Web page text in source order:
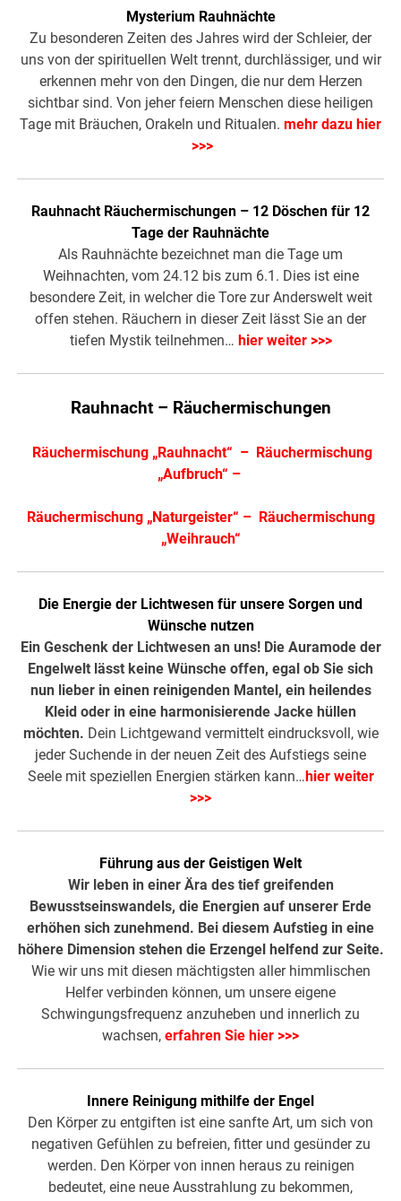
Mysterium Rauhnächte
Zu besonderen Zeiten des Jahres wird der Schleier, der
uns von der spirituellen Welt trennt, durchlässiger, und wir
erkennen mehr von den Dingen, die nur dem Herzen
sichtbar sind. Von jeher feiern Menschen diese heiligen
Tage mit Bräuchen, Orakeln und Ritualen. mehr dazu hier
>>>
Rauhnacht Räuchermischungen – 12 Döschen für 12
Tage der Rauhnächte
Als Rauhnächte bezeichnet man die Tage um
Weihnachten, vom 24.12 bis zum 6.1. Dies ist eine
besondere Zeit, in welcher die Tore zur Anderswelt weit
offen stehen. Räuchern in dieser Zeit lässt Sie an der
tiefen Mystik teilnehmen… hier weiter >>>
Rauhnacht – Räuchermischungen
Räuchermischung „Rauhnacht“ – Räuchermischung
„Aufbruch“ –
Räuchermischung „Naturgeister“ – Räuchermischung
„Weihrauch“
Die Energie der Lichtwesen für unsere Sorgen und
Wünsche nutzen
Ein Geschenk der Lichtwesen an uns! Die Auramode der
Engelwelt lässt keine Wünsche offen, egal ob Sie sich
nun lieber in einen reinigenden Mantel, ein heilendes
Kleid oder in eine harmonisierende Jacke hüllen
möchten. Dein Lichtgewand vermittelt eindrucksvoll, wie
jeder Suchende in der neuen Zeit des Aufstiegs seine
Seele mit speziellen Energien stärken kann… hier weiter
>>>
Führung aus der Geistigen Welt
Wir leben in einer Ära des tief greifenden
Bewusstseinswandels, die Energien auf unserer Erde
erhöhen sich zunehmend. Bei diesem Aufstieg in eine
höhere Dimension stehen die Erzengel helfend zur Seite.
Wie wir uns mit diesen mächtigsten aller himmlischen
Helfer verbinden können, um unsere eigene
Schwingungsfrequenz anzuheben und innerlich zu
wachsen, erfahren Sie hier >>>
Innere Reinigung mithilfe der Engel
Den Körper zu entgiften ist eine sanfte Art, um sich von
negativen Gefühlen zu befreien, fitter und gesünder zu
werden. Den Körper von innen heraus zu reinigen
bedeutet, eine neue Ausstrahlung zu bekommen,